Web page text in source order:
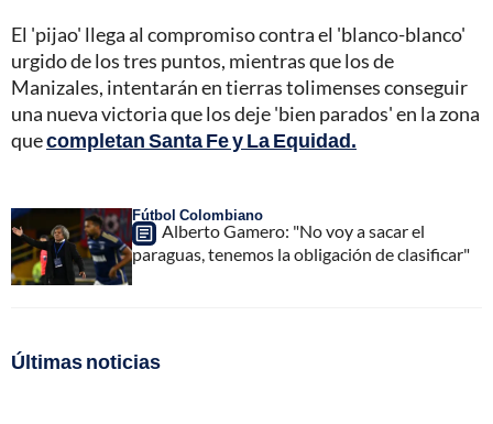
El 'pijao' llega al compromiso contra el 'blanco-blanco'
urgido de los tres puntos, mientras que los de
Manizales, intentarán en tierras tolimenses conseguir
una nueva victoria que los deje 'bien parados' en la zona
quecompletan Santa Fe y La Equidad.
Fútbol Colombiano
Alberto Gamero: "No voy a sacar el
paraguas, tenemos la obligación de clasificar"
Últimas noticias